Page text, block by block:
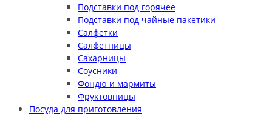
Подставки под горячее
Подставки под чайные пакетики
Салфетки
Салфетницы
Сахарницы
Соусники
Фондю и мармиты
Фруктовницы
Посуда для приготовления